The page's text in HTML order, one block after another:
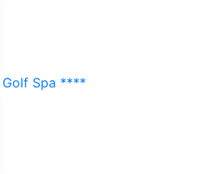
Spa ****